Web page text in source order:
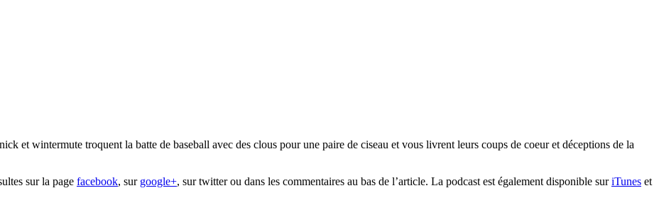
et wintermute troquent la batte de baseball avec des clous pour une paire de ciseau et vous livrent leurs coups de coeur et déceptions de la
sur la page facebook, sur google+, sur twitter ou dans les commentaires au bas de l’article. La podcast est également disponible suriTunes et